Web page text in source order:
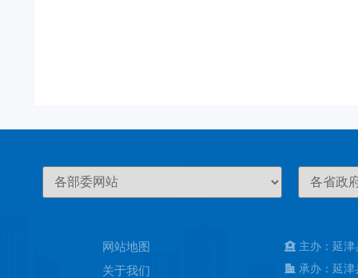
网站地图
关于我们
主办：延
承办：延